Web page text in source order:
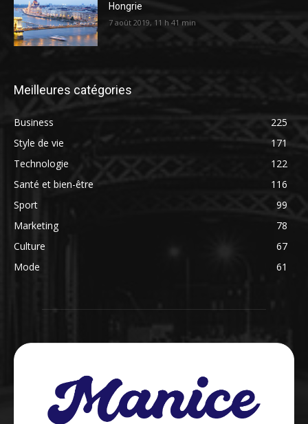
Hongrie
7 août 2019, 11 h 41 min
Meilleures catégories
Business
225
Style de vie
171
Technologie
122
Santé et bien-être
116
Sport
99
Marketing
78
Culture
67
Mode
61